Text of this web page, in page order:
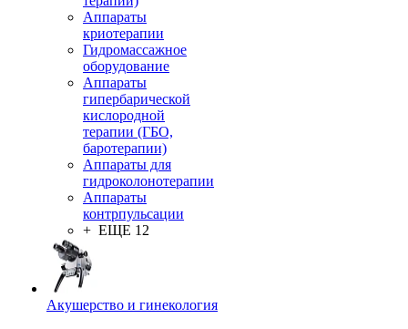
Аппараты
криотерапии
Гидромассажное
оборудование
Аппараты
гипербарической
кислородной
терапии (ГБО,
баротерапии)
Аппараты для
гидроколонотерапии
Аппараты
контрпульсации
+ ЕЩЕ 12
Акушерство и гинекология